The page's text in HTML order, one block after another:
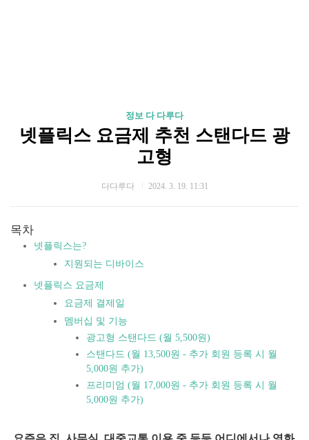
정보 다 다루다
넷플릭스 요금제 추천 스탠다드 광
고형
다다루다 2024. 3. 19. 11:31
목차
넷플릭스는?
지원되는 디바이스
넷플릭스 요금제
요금제 결제일
멤버십 및 기능
광고형 스탠다드 (월 5,500원)
스탠다드 (월 13,500원 - 추가 회원 등록 시 월
5,000원 추가)
프리미엄 (월 17,000원 - 추가 회원 등록 시 월
5,000원 추가)